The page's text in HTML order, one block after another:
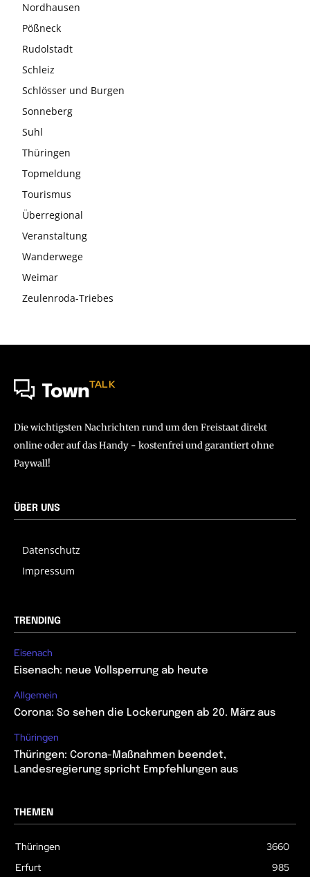
Nordhausen
Pößneck
Rudolstadt
Schleiz
Schlösser und Burgen
Sonneberg
Suhl
Thüringen
Topmeldung
Tourismus
Überregional
Veranstaltung
Wanderwege
Weimar
Zeulenroda-Triebes
TownTALK
Die wichtigsten Nachrichten rund um den Freistaat direkt
online oder auf das Handy - kostenfrei und garantiert ohne
Paywall!
ÜBER UNS
Datenschutz
Impressum
TRENDING
Eisenach
Eisenach: neue Vollsperrung ab heute
Allgemein
Corona: So sehen die Lockerungen ab 20. März aus
Thüringen
Thüringen: Corona-Maßnahmen beendet,
Landesregierung spricht Empfehlungen aus
THEMEN
Thüringen
3660
Erfurt
985